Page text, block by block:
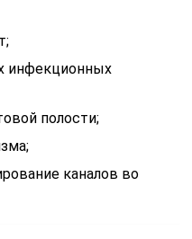
инфекционных
полости;
каналов во